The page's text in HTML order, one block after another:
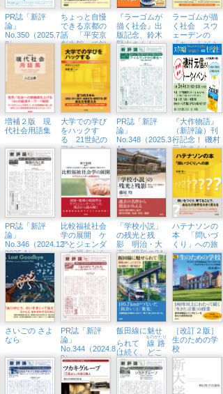
PR誌「新評
論」
No.350（2025.7・
8）
ちょっと自慢
できる京都の
話 「平安京
創生館」で知
る都
『ラーゴムが
描く社会』出
版記念、鈴木
賢志さんトー
クイベント開
催（横浜・ブ
ックス
Tangerina、
8/1㈮）
ラーゴムが描
く社会 スウ
ェーデンの
「ちょうどよ
い」国づくり
増補２版 現
代社会用語集
大学での学び
をハックす
る 21世紀の
アカデミック
中セミナー
PR誌「新評
論」
No.348（2025.3・
4）
『大作物語』
（新評論）刊
行記念！ 磯村
元信さんトー
クイベント
（5/4㈰、八王
子市学園都市
センター）
PR誌「新評
論」
No.346（2024.12・
2025.1）
比較福祉社会
学の展開 ケ
アとジェンダ
ーの視点から
「学校小説」
の残光と残
影 明治・大
正・昭和の34
編
ハテナソンの
本 「問いづ
くり」への旅
さいごの さよ
なら
PR誌「新評
論」
No.344（2024.8・
9）
飯田線に魅せ
られて 線路
ものがたり
は続く、どこ
までも
［改訂２版］
生のための学
校